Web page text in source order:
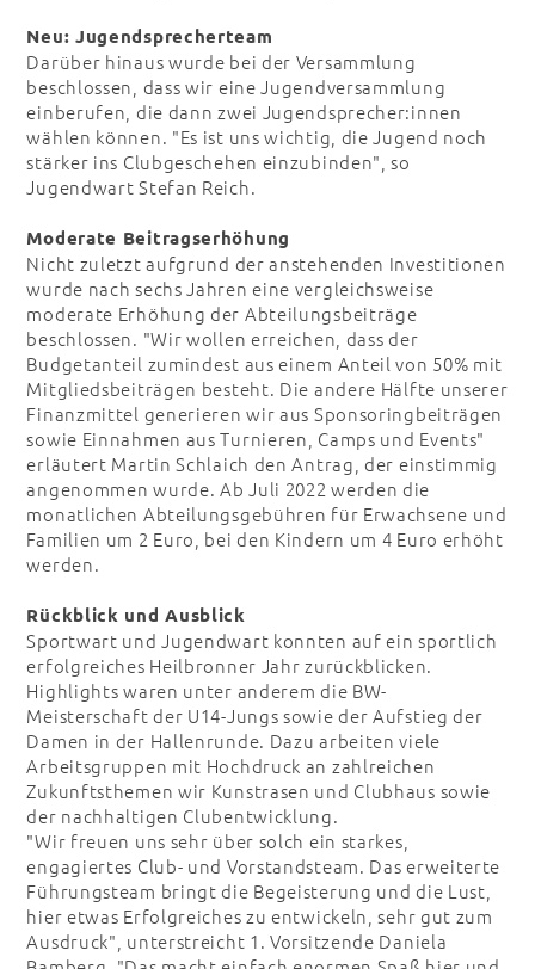
Neu: Jugendsprecherteam
Darüber hinaus wurde bei der Versammlung
beschlossen, dass wir eine Jugendversammlung
einberufen, die dann zwei Jugendsprecher:innen
wählen können. "Es ist uns wichtig, die Jugend noch
stärker ins Clubgeschehen einzubinden", so
Jugendwart Stefan Reich.
Moderate Beitragserhöhung
Nicht zuletzt aufgrund der anstehenden Investitionen
wurde nach sechs Jahren eine vergleichsweise
moderate Erhöhung der Abteilungsbeiträge
beschlossen. "Wir wollen erreichen, dass der
Budgetanteil zumindest aus einem Anteil von 50% mit
Mitgliedsbeiträgen besteht. Die andere Hälfte unserer
Finanzmittel generieren wir aus Sponsoringbeiträgen
sowie Einnahmen aus Turnieren, Camps und Events"
erläutert Martin Schlaich den Antrag, der einstimmig
angenommen wurde. Ab Juli 2022 werden die
monatlichen Abteilungsgebühren für Erwachsene und
Familien um 2 Euro, bei den Kindern um 4 Euro erhöht
werden.
Rückblick und Ausblick
Sportwart und Jugendwart konnten auf ein sportlich
erfolgreiches Heilbronner Jahr zurückblicken.
Highlights waren unter anderem die BW-
Meisterschaft der U14-Jungs sowie der Aufstieg der
Damen in der Hallenrunde. Dazu arbeiten viele
Arbeitsgruppen mit Hochdruck an zahlreichen
Zukunftsthemen wir Kunstrasen und Clubhaus sowie
der nachhaltigen Clubentwicklung.
"Wir freuen uns sehr über solch ein starkes,
engagiertes Club- und Vorstandsteam. Das erweiterte
Führungsteam bringt die Begeisterung und die Lust,
hier etwas Erfolgreiches zu entwickeln, sehr gut zum
Ausdruck", unterstreicht 1. Vorsitzende Daniela